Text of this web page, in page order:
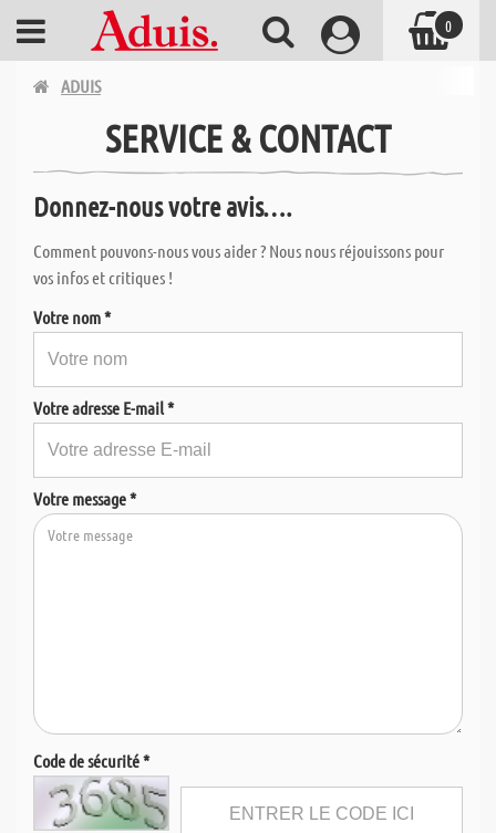
ADUIS
SERVICE & CONTACT
Donnez-nous votre avis….
Comment pouvons-nous vous aider ? Nous nous réjouissons pour
vos infos et critiques !
Votre nom *
Votre adresse E-mail *
Votre message *
Code de sécurité *
0